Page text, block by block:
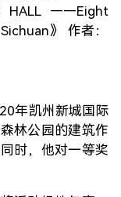
HALL ——Eight
》 作者：
年凯州新城国际
林公园的建筑作
时，他对一等奖